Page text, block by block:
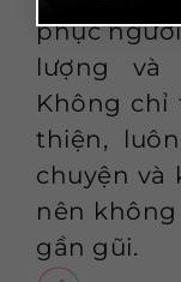
phục
lượng và
Không chỉ
thiện,
chuyện và
nên
gần gũi.